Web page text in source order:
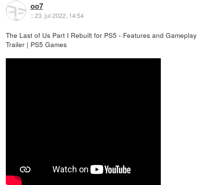
oo7
::23. jul 2022, 14:54
The Last of Us Part I Rebuilt for PS5 - Features and Gameplay
Trailer | PS5 Games